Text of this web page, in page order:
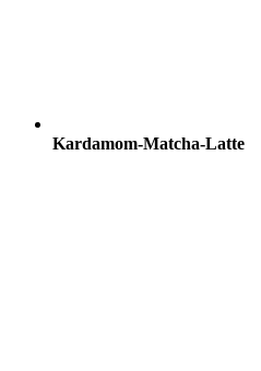
Kardamom-Matcha-Latte